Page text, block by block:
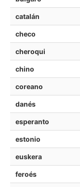
catalán
checo
cheroqui
chino
coreano
danés
esperanto
estonio
euskera
feroés